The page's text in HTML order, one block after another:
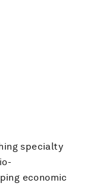
specialty
economic